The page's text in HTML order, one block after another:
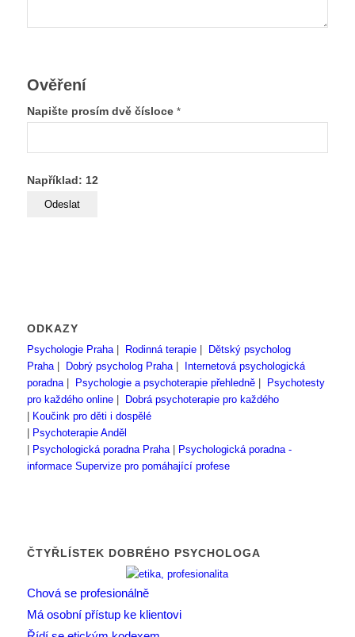
Ověření
Napište prosím dvě čísloce *
Například: 12
ODKAZY
Psychologie Praha| Rodinná terapie|
Dětský psycholog
Praha| Dobrý psycholog Praha|
Internetová psychologická
poradna| Psychologie a psychoterapie přehledně|
Psychotesty
pro každého online|
Dobrá psychoterapie pro každého
Koučink pro děti i dospělé
Psychoterapie Anděl
Psychologická poradna Praha|
Psychologická poradna -
informace Supervize pro pomáhající profese
ČTYŘLÍSTEK DOBRÉHO PSYCHOLOGA
Chová se profesionálně
Má osobní přístup ke klientovi